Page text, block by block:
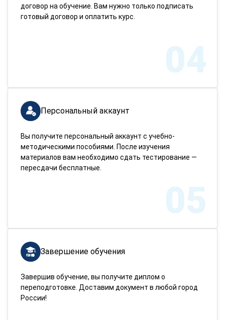
договор на обучение. Вам нужно только подписать
готовый договор и оплатить курс.
04
Персональный аккаунт
Вы получите персональный аккаунт с учебно-
методическими пособиями. После изучения
материалов вам необходимо сдать тестирование —
пересдачи бесплатные.
05
Завершение обучения
Завершив обучение, вы получите диплом о
переподготовке. Доставим документ в любой город
России!